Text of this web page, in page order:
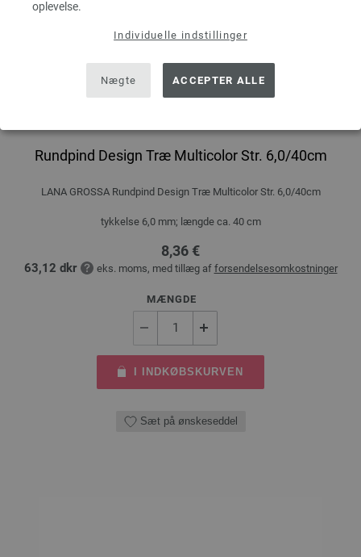
oplevelse.
Individuelle indstillinger
Nægte ACCEPTER ALLE
Rundpind Design Træ Multicolor Str. 6,0/40cm
LANA GROSSA Rundpind Design Træ Multicolor Str. 6,0/40cm
tykkelse 6,0 mm; længde ca. 40 cm
8,36 €
63,12 dkr eks. moms, med tillæg af forsendelsesomkostninger
MÆNGDE
I INDKØBSKURVEN
Sæt på ønskeseddel